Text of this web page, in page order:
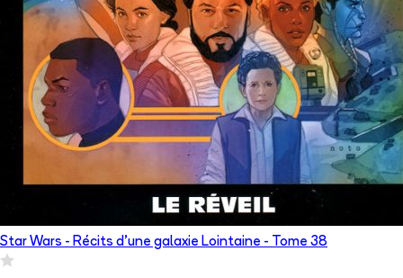
Star Wars - Récits d’une galaxie Lointaine - Tome 38